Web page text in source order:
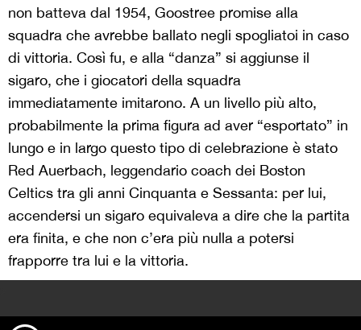
non batteva dal 1954, Goostree promise alla
squadra che avrebbe ballato negli spogliatoi in caso
di vittoria. Così fu, e alla “danza” si aggiunse il
sigaro, che i giocatori della squadra
immediatamente imitarono. A un livello più alto,
probabilmente la prima figura ad aver “esportato” in
lungo e in largo questo tipo di celebrazione è stato
Red Auerbach, leggendario coach dei Boston
Celtics tra gli anni Cinquanta e Sessanta: per lui,
accendersi un sigaro equivaleva a dire che la partita
era finita, e che non c’era più nulla a potersi
frapporre tra lui e la vittoria.